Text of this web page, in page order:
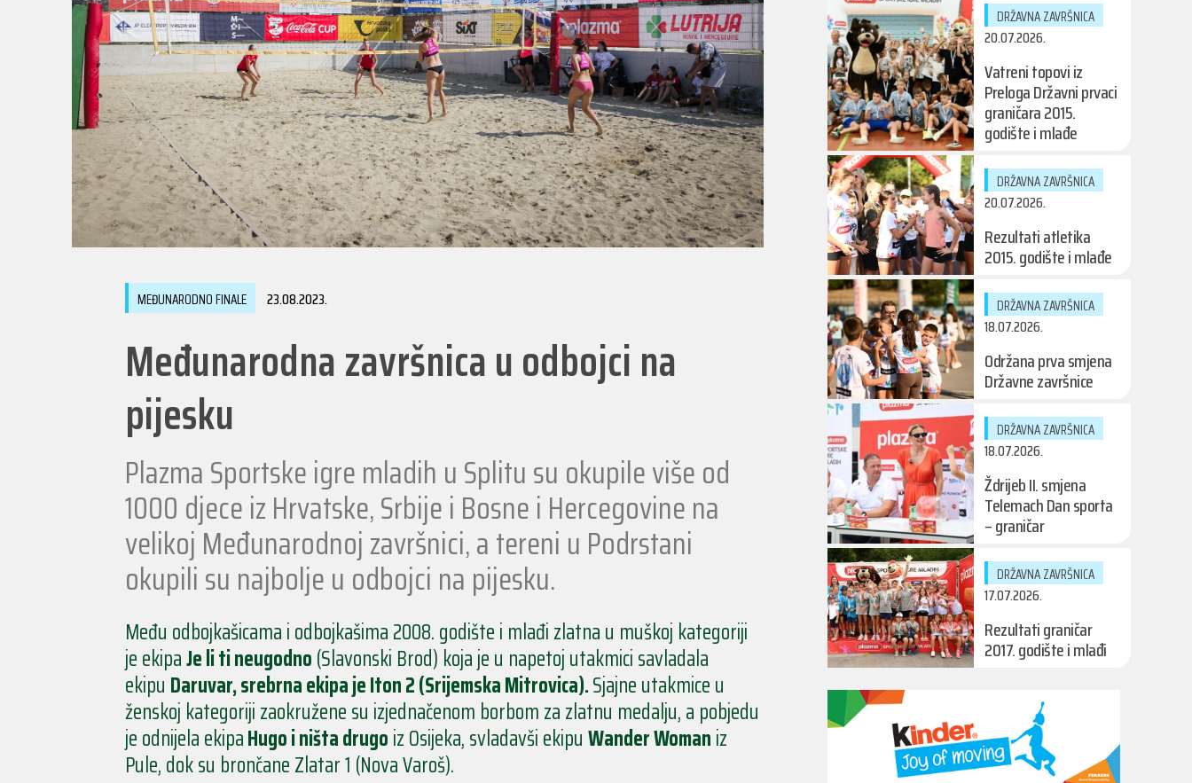
MEĐUNARODNO FINALE 23.08.2023.
Međunarodna završnica u odbojci na
pijesku
Plazma Sportske igre mladih u Splitu su okupile više od
1000 djece iz Hrvatske, Srbije i Bosne i Hercegovine na
velikoj Međunarodnoj završnici, a tereni u Podrstani
okupili su najbolje u odbojci na pijesku.
Među odbojkašicama i odbojkašima 2008. godište i mlađi zlatna u muškoj kategoriji
je ekipaJe li ti neugodno(Slavonski Brod) koja je u napetoj utakmici savladala
ekipu Daruvar,srebrna ekipa jeIton 2 (Srijemska Mitrovica).Sjajne utakmice u
ženskoj kategoriji zaokružene su izjednačenom borbom za zlatnu medalju, a pobjedu
je odnijela ekipaHugo i ništa drugoiz Osijeka, svladavši ekipuWander Womaniz
Pule, dok su brončane Zlatar 1 (Nova Varoš).
DRŽAVNA ZAVRŠNICA
20.07.2026.
Vatreni topovi iz
Preloga Državni prvaci
graničara 2015.
godište i mlađe
DRŽAVNA ZAVRŠNICA
20.07.2026.
Rezultati atletika
2015. godište i mlađe
DRŽAVNA ZAVRŠNICA
18.07.2026.
Održana prva smjena
Državne završnice
DRŽAVNA ZAVRŠNICA
18.07.2026.
Ždrijeb II. smjena
Telemach Dan sporta
– graničar
DRŽAVNA ZAVRŠNICA
17.07.2026.
Rezultati graničar
2017. godište i mlađi